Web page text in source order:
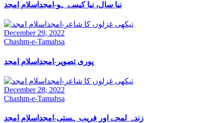
نیا سال، نیا کیسے ہو-امجداسلام امجد
December 29, 2022
Chashm-e-Tamahsa
پوری تصویر-امجداسلام امجد
December 28, 2022
Chashm-e-Tamahsa
زندہ لمحے اور فریب ہستی-امجداسلام امجد